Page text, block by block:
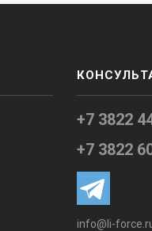
+7 3822
+7 3822
info@li-